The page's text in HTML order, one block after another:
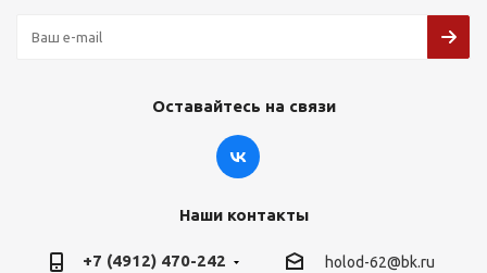
Оставайтесь на связи
Наши контакты
+7 (4912) 470-242
holod-62@bk.ru